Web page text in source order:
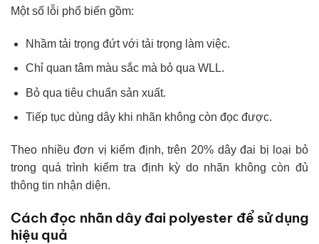
Một số lỗi phổ biến gồm:
Nhầm tải trọng đứt với tải trọng làm việc.
Chỉ quan tâm màu sắc mà bỏ qua WLL.
Bỏ qua tiêu chuẩn sản xuất.
Tiếp tục dùng dây khi nhãn không còn đọc được.
Theo nhiều đơn vị kiểm định, trên 20% dây đai bị loại bỏ
trong quá trình kiểm tra định kỳ do nhãn không còn đủ
thông tin nhận diện.
Cách đọc nhãn dây đai polyester để sử dụng
hiệu quả